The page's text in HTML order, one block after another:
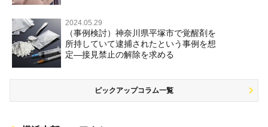
2024.05.29
（事例検討）神奈川県平塚市で覚醒剤を
所持していて逮捕されたという事例を想
定―接見禁止の解除を求める
ピックアップコラム一覧